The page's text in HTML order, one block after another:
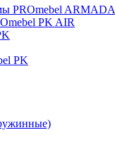
PROmebel ARMADA
PK AIR
PK